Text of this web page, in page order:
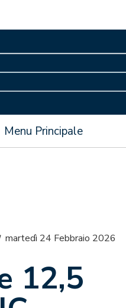
Menu Principale
martedì 24 Febbraio 2026
12,5